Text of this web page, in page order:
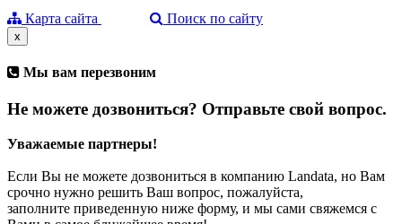
Карта сайта Поиск по сайту
x
Мы вам перезвоним
Не можете дозвониться? Отправьте свой вопрос.
Уважаемые партнеры!
Если Вы не можете дозвониться в компанию Landata, но Вам
срочно нужно решить Ваш вопрос, пожалуйста,
заполните приведенную ниже форму, и мы сами свяжемся с